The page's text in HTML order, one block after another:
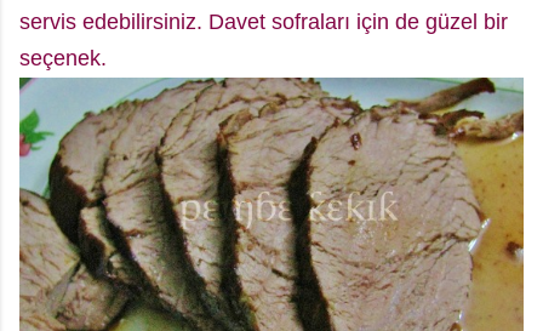
servis edebilirsiniz. Davet sofraları için de güzel bir
seçenek.